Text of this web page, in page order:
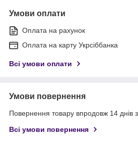
Умови оплати
Оплата на рахунок
Оплата на карту Укрсіббанка
Всі умови оплати
Умови повернення
Повернення товару впродовж 14 днів
Всі умови повернення